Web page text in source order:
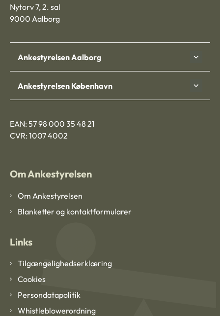
Nytorv 7, 2. sal
9000 Aalborg
Ankestyrelsen Aalborg
Ankestyrelsen København
EAN: 57 98 000 35 48 21
CVR: 1007 4002
Om Ankestyrelsen
Om Ankestyrelsen
Blanketter og kontaktformularer
Links
Tilgængelighedserklæring
Cookies
Persondatapolitik
Whistleblowerordning